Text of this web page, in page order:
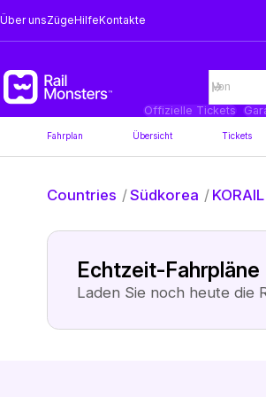
Über unsZügeHilfeKontakte
Offizielle Tickets
Fahrplan Übersicht Tickets
Countries /Südkorea / KORAIL
Echtzeit-
Laden Sie noch heute die